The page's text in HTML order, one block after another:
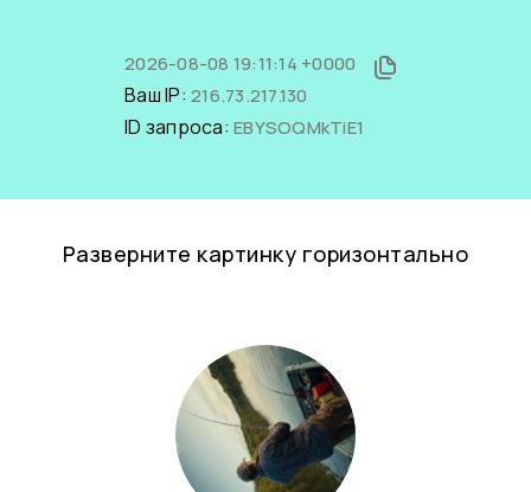
2026-08-08 19:11:14 +0000
Ваш IP: 216.73.217.130
ID запроса: EBYSOQMkTiE1
Разверните картинку горизонтально